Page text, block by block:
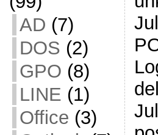
AD (7)
DOS (2)
GPO (8)
LINE (1)
Office (3)